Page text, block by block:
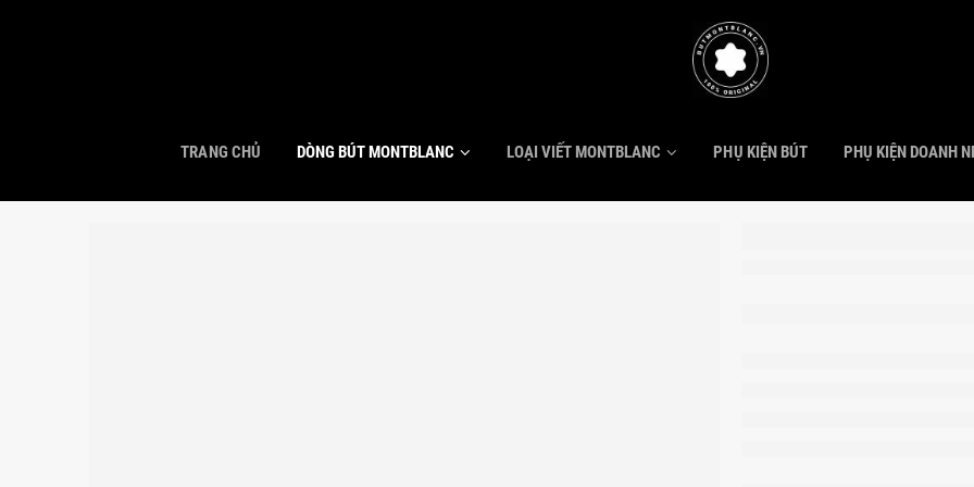
TRANG CHỦ DÒNG BÚT MONTBLANC LOẠI VIẾT MONTBLANC PHỤ KIỆN BÚT PHỤ KIỆN DOANH